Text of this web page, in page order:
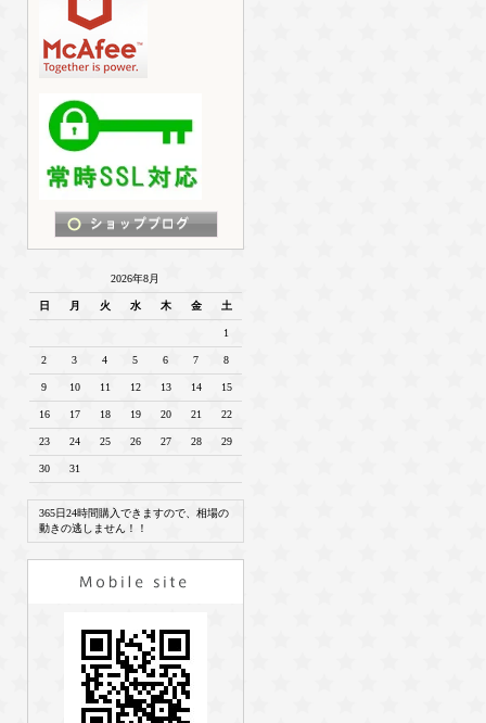
2026年8月
日 月 火 水 木 金 土
1
2 3 4 5 6 7 8
9 10 11 12 13 14 15
16 17 18 19 20 21 22
23 24 25 26 27 28 29
30 31
365日24時間購入できますので、相場の
動きの逃しません！！